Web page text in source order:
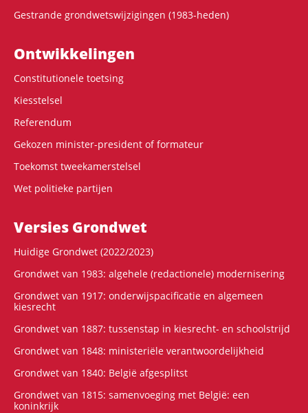
Gestrande grondwetswijzigingen (1983-heden)
Ontwikke­lingen
Constitutionele toetsing
Kiesstelsel
Referendum
Gekozen minister-president of formateur
Toekomst tweekamerstelsel
Wet politieke partijen
Versies Grondwet
Huidige Grondwet (2022/2023)
Grondwet van 1983: algehele (redactionele) modernisering
Grondwet van 1917: onderwijspacificatie en algemeen
kiesrecht
Grondwet van 1887: tussenstap in kiesrecht- en schoolstrijd
Grondwet van 1848: ministeriële verantwoordelijkheid
Grondwet van 1840: België afgesplitst
Grondwet van 1815: samenvoeging met België: een
koninkrijk